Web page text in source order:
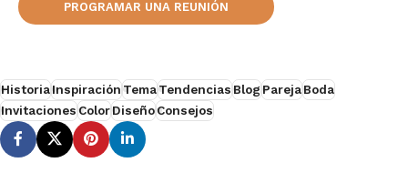
PROGRAMAR UNA REUNIÓN
HistoriaInspiraciónTemaTendenciasBlogParejaBoda
InvitacionesColorDiseñoConsejos